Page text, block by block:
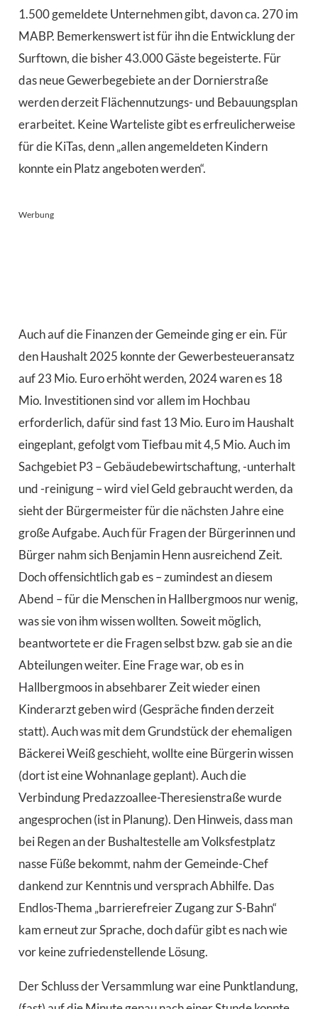
1.500 gemeldete Unternehmen gibt, davon ca. 270 im
MABP. Bemerkenswert ist für ihn die Entwicklung der
Surftown, die bisher 43.000 Gäste begeisterte. Für
das neue Gewerbegebiete an der Dornierstraße
werden derzeit Flächennutzungs- und Bebauungsplan
erarbeitet. Keine Warteliste gibt es erfreulicherweise
für die KiTas, denn „allen angemeldeten Kindern
konnte ein Platz angeboten werden“.
Werbung
Auch auf die Finanzen der Gemeinde ging er ein. Für
den Haushalt 2025 konnte der Gewerbesteueransatz
auf 23 Mio. Euro erhöht werden, 2024 waren es 18
Mio. Investitionen sind vor allem im Hochbau
erforderlich, dafür sind fast 13 Mio. Euro im Haushalt
eingeplant, gefolgt vom Tiefbau mit 4,5 Mio. Auch im
Sachgebiet P3 – Gebäudebewirtschaftung, -unterhalt
und -reinigung – wird viel Geld gebraucht werden, da
sieht der Bürgermeister für die nächsten Jahre eine
große Aufgabe. Auch für Fragen der Bürgerinnen und
Bürger nahm sich Benjamin Henn ausreichend Zeit.
Doch offensichtlich gab es – zumindest an diesem
Abend – für die Menschen in Hallbergmoos nur wenig,
was sie von ihm wissen wollten. Soweit möglich,
beantwortete er die Fragen selbst bzw. gab sie an die
Abteilungen weiter. Eine Frage war, ob es in
Hallbergmoos in absehbarer Zeit wieder einen
Kinderarzt geben wird (Gespräche finden derzeit
statt). Auch was mit dem Grundstück der ehemaligen
Bäckerei Weiß geschieht, wollte eine Bürgerin wissen
(dort ist eine Wohnanlage geplant). Auch die
Verbindung Predazzoallee-Theresienstraße wurde
angesprochen (ist in Planung). Den Hinweis, dass man
bei Regen an der Bushaltestelle am Volksfestplatz
nasse Füße bekommt, nahm der Gemeinde-Chef
dankend zur Kenntnis und versprach Abhilfe. Das
Endlos-Thema „barrierefreier Zugang zur S-Bahn“
kam erneut zur Sprache, doch dafür gibt es nach wie
vor keine zufriedenstellende Lösung.
Der Schluss der Versammlung war eine Punktlandung,